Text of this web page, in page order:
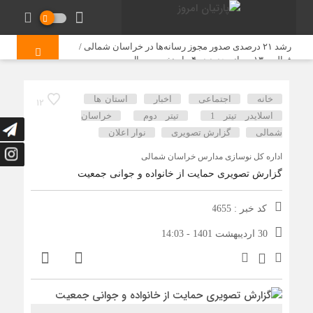
رشد ۲۱ درصدی صدور مجوز رسانه‌ها در خراسان شمالی /
فعالیت ۱۳ رسانه جدید در ۴ ماه نخست سال
تجربه حضور در کانون ارزیابی شایستگی مدیران؛ آزمونی برای
شناخت توانمندی‌ها و تأکید بر شایسته‌سالاری
فراخوان ملی جشنواره هنری «نسل امید» در خراسان شمالی؛
رقابت هنرمندان با محوریت خانواده و جوانی جمعیت
آگهی فراخوان مناقصه شرکت توزیع نیروی برق استان
آگهی عمومی یک مرحله ای همزمان با ارزیابی کیفی یکپارچه(
فشرده )
12 خانه اجتماعی اخبار
استان ها
اسلایدر تیتر 1
تیتر دوم
خراسان
شمالی
گزارش تصویری نوار اعلان
اداره کل نوسازی مدارس خراسان شمالی
گزارش تصویری حمایت از خانواده و جوانی جمعیت
کد خبر : 4655
30 اردیبهشت 1401 - 14:03